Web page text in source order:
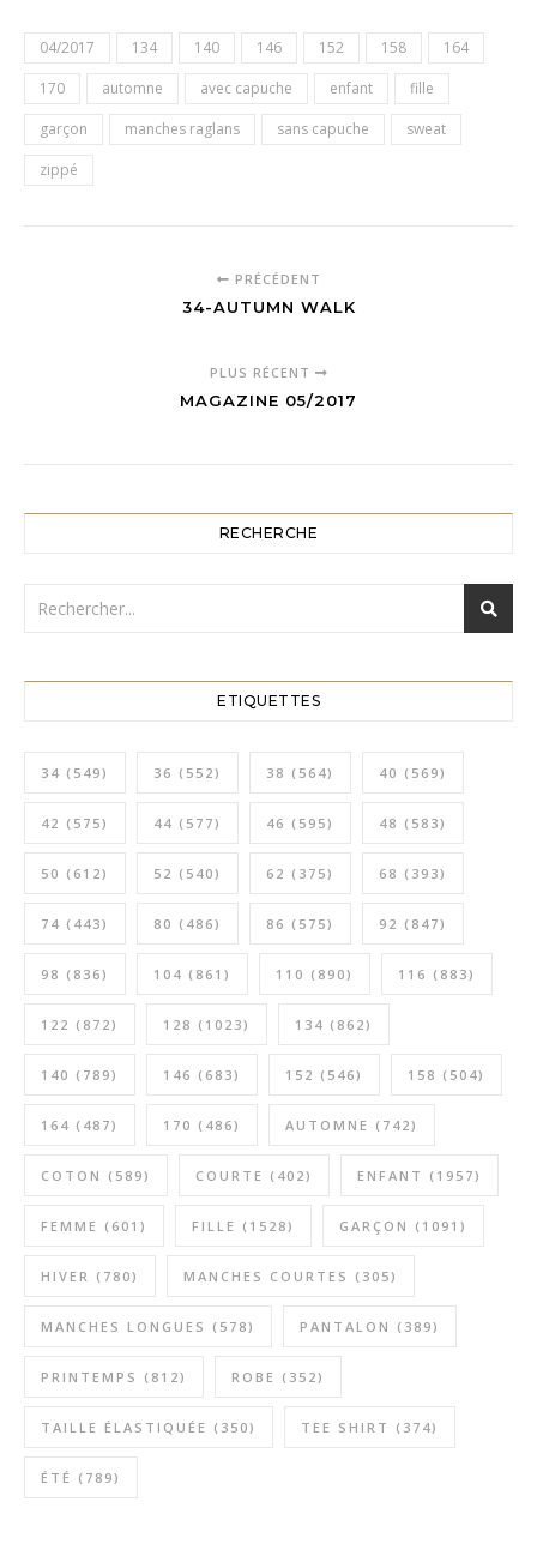
04/2017 134 140 146 152 158
164
170
automne avec capuche enfant
fille
garçon
manches raglans sans capuche
sweat
zippé
PRÉCÉDENT
34-AUTUMN WALK
PLUS RÉCENT
MAGAZINE 05/2017
RECHERCHE
ETIQUETTES
34 (549) 36 (552) 38 (564) 40 (569)
42 (575) 44 (577) 46 (595) 48 (583)
50 (612) 52 (540) 62 (375) 68 (393)
74 (443) 80 (486) 86 (575) 92 (847)
98 (836) 104 (861) 110 (890) 116 (883)
122 (872) 128 (1023) 134 (862)
140 (789) 146 (683) 152 (546) 158 (504)
164 (487) 170 (486) AUTOMNE (742)
COTON (589) COURTE (402) ENFANT (1957)
FEMME (601) FILLE (1528) GARÇON (1091)
HIVER (780) MANCHES COURTES (305)
MANCHES LONGUES (578) PANTALON (389)
PRINTEMPS (812) ROBE (352)
TAILLE ÉLASTIQUÉE (350) TEE SHIRT (374)
ÉTÉ (789)